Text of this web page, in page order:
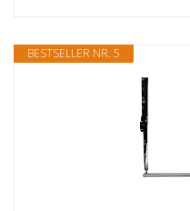
BESTSELLER NR. 5